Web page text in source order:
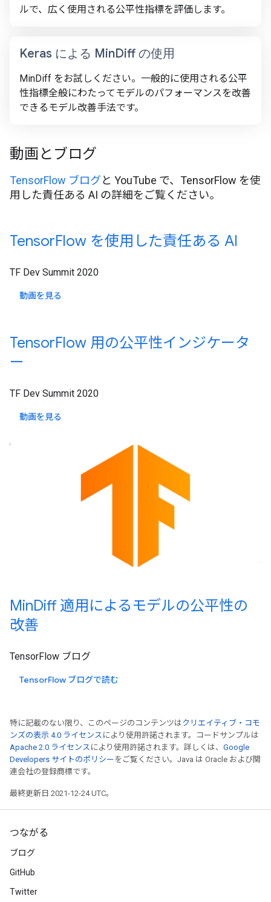
ルで、広く使用される公平性指標を評価します。
Keras による MinDiff の使用
MinDiff をお試しください。一般的に使用される公平
性指標全般にわたってモデルのパフォーマンスを改善
できるモデル改善手法です。
動画とブログ
TensorFlow ブログと YouTube で、TensorFlow を使
用した責任ある AI の詳細をご覧ください。
TensorFlow を使用した責任ある AI
TF Dev Summit 2020
動画を見る
TensorFlow 用の公平性インジケータ
ー
TF Dev Summit 2020
動画を見る
MinDiff 適用によるモデルの公平性の
改善
TensorFlow ブログ
TensorFlow ブログで読む
特に記載のない限り、このページのコンテンツはクリエイティブ・コモ
ンズの表示 4.0 ライセンス により使用許諾されます。コードサンプルは
Apache 2.0 ライセンス により使用許諾されます。詳しくは、 Google
Developers サイトのポリシー をご覧ください。Java は Oracle および関
連会社の登録商標です。
最終更新日 2021-12-24 UTC。
つながる
ブログ
GitHub
Twitter